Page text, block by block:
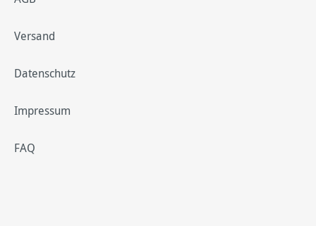
Versand
Datenschutz
Impressum
FAQ